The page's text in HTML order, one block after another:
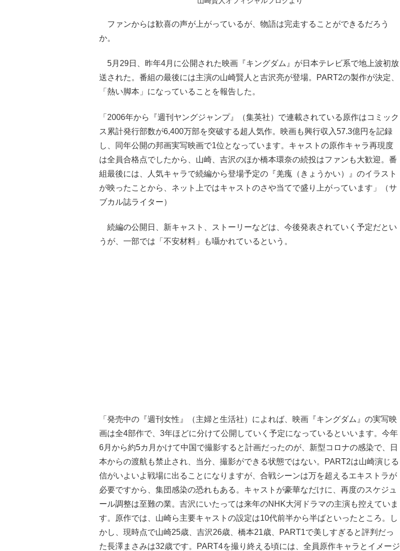
ファンからは歓喜の声が上がっているが、物語は完走することができるだろう
か。
5月29日、昨年4月に公開された映画『キングダム』が日本テレビ系で地上波初放
送された。番組の最後には主演の山崎賢人と吉沢亮が登場。PART2の製作が決定、
「熱い脚本」になっていることを報告した。
「2006年から『週刊ヤングジャンプ』（集英社）で連載されている原作はコミック
ス累計発行部数が6,400万部を突破する超人気作。映画も興行収入57.3億円を記録
し、同年公開の邦画実写映画で1位となっています。キャストの原作キャラ再現度
は全員合格点でしたから、山崎、吉沢のほか橋本環奈の続投はファンも大歓迎。番
組最後には、人気キャラで続編から登場予定の『羌瘣（きょうかい）』のイラスト
が映ったことから、ネット上ではキャストのさや当てで盛り上がっています」（サ
ブカル誌ライター）
続編の公開日、新キャスト、ストーリーなどは、今後発表されていく予定だとい
うが、一部では「不安材料」も囁かれているという。
「発売中の『週刊女性』（主婦と生活社）によれば、映画『キングダム』の実写映
画は全4部作で、3年ほどに分けて公開していく予定になっているといいます。今年
6月から約5カ月かけて中国で撮影すると計画だったのが、新型コロナの感染で、日
本からの渡航も禁止され、当分、撮影ができる状態ではない。PART2は山崎演じる
信がいよいよ戦場に出ることになりますが、合戦シーンは万を超えるエキストラが
必要ですから、集団感染の恐れもある。キャストが豪華なだけに、再度のスケジュ
ール調整は至難の業。吉沢にいたっては来年のNHK大河ドラマの主演も控えていま
す。原作では、山崎ら主要キャストの設定は10代前半から半ばといったところ。し
かし、現時点で山崎25歳、吉沢26歳、橋本21歳、PART1で美しすぎると評判だっ
た長澤まさみは32歳です。PART4を撮り終える頃には、全員原作キャラとイメージ